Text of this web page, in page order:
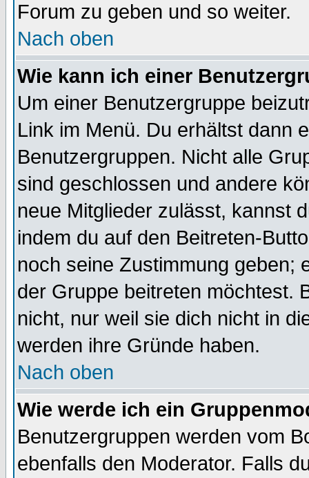
Forum zu geben und so weiter.
Nach oben
Wie kann ich einer
Um einer Benutzergruppe
Link im Menü. Du erhältst dann
Benutzergruppen. Nicht alle
sind geschlossen und andere
neue Mitglieder zulässt, kannst
indem du auf den Beitreten-
noch seine Zustimmung geben;
der Gruppe beitreten möchtest.
nicht, nur weil sie dich nicht in
werden ihre Gründe haben.
Nach oben
Wie werde ich ein
Benutzergruppen werden vom
ebenfalls den Moderator. Falls